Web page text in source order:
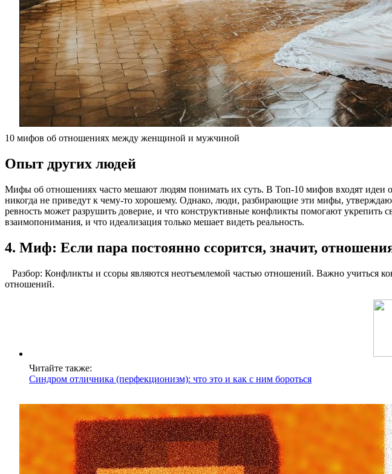
10 мифов об отношениях между женщиной и мужчиной
Опыт других людей
Мифы об отношениях часто мешают людям понимать их суть. В Топ-10 мифов входят идеи
никогда не приведут к чему-то хорошему. Однако, люди, разбирающие эти мифы,
ревность может разрушить доверие, и что конструктивные конфликты помогают
взаимопонимания, и что идеализация только мешает видеть реальность.
4. Миф: Если пара постоянно ссорится, значит,
Разбор: Конфликты и ссоры являются неотъемлемой частью отношений. Важно учиться
отношений.
Читайте также:
Синдром отличника (перфекционизм): что это и как с ним бороться